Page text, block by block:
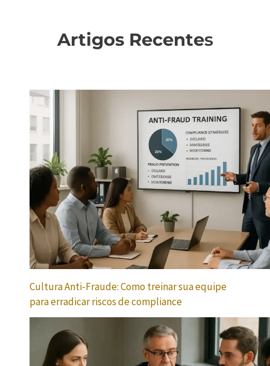
Artigos Recentes
Cultura Anti-Fraude: Como treinar sua equipe
para erradicar riscos de compliance